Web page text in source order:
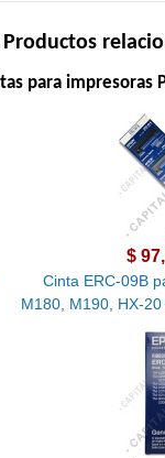
Productos
para impresoras
$
Cinta ERC-09B
M180, M190, HX-